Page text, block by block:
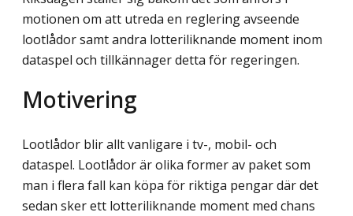
motionen om att utreda en reglering avseende
lootlådor samt andra lotteriliknande moment inom
dataspel och tillkännager detta för regeringen.
Motivering
Lootlådor blir allt vanligare i tv-, mobil- och
dataspel. Lootlådor är olika former av paket som
man i flera fall kan köpa för riktiga pengar där det
sedan sker ett lotteri­liknande moment med chans